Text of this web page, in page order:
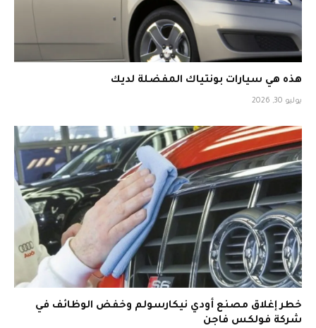
هذه هي سيارات بونتياك المفضلة لديك
يوليو 30, 2026
خطر إغلاق مصنع أودي نيكارسولم وخفض الوظائف في
شركة فولكس فاجن